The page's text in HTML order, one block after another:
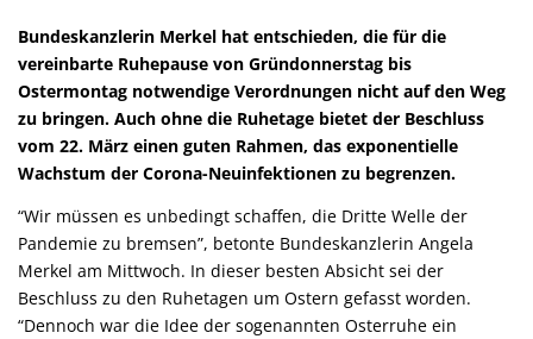
Bundeskanzlerin Merkel hat entschieden, die für die
vereinbarte Ruhepause von Gründonnerstag bis
Ostermontag notwendige Verordnungen nicht auf den Weg
zu bringen. Auch ohne die Ruhetage bietet der Beschluss
vom 22. März einen guten Rahmen, das exponentielle
Wachstum der Corona-Neuinfektionen zu begrenzen.
“Wir müssen es unbedingt schaffen, die Dritte Welle der
Pandemie zu bremsen”, betonte Bundeskanzlerin Angela
Merkel am Mittwoch. In dieser besten Absicht sei der
Beschluss zu den Ruhetagen um Ostern gefasst worden.
“Dennoch war die Idee der sogenannten Osterruhe ein